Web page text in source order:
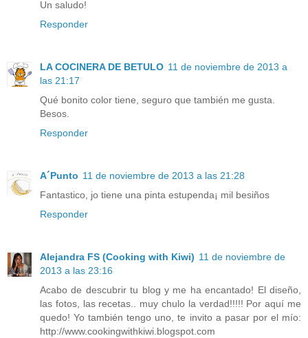
Un saludo!
Responder
LA COCINERA DE BETULO 11 de noviembre de 2013 a
las 21:17
Qué bonito color tiene, seguro que también me gusta.
Besos.
Responder
A´Punto 11 de noviembre de 2013 a las 21:28
Fantastico, jo tiene una pinta estupenda¡ mil besiños
Responder
Alejandra FS (Cooking with Kiwi) 11 de noviembre de
2013 a las 23:16
Acabo de descubrir tu blog y me ha encantado! El diseño,
las fotos, las recetas.. muy chulo la verdad!!!!! Por aquí me
quedo! Yo también tengo uno, te invito a pasar por el mío:
http://www.cookingwithkiwi.blogspot.com